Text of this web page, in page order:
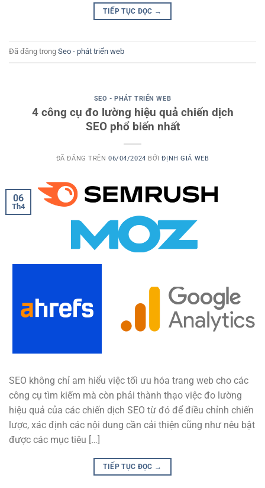
TIẾP TỤC ĐỌC →
Đã đăng trong Seo - phát triển web
SEO - PHÁT TRIỂN WEB
4 công cụ đo lường hiệu quả chiến dịch
SEO phổ biến nhất
ĐÃ ĐĂNG TRÊN06/04/2024 BỞIĐỊNH GIÁ WEB
06
Th4
SEO không chỉ am hiểu việc tối ưu hóa trang web cho các
công cụ tìm kiếm mà còn phải thành thạo việc đo lường
hiệu quả của các chiến dịch SEO từ đó để điều chỉnh chiến
lược, xác định các nội dung cần cải thiện cũng như nêu bật
được các mục tiêu […]
TIẾP TỤC ĐỌC →